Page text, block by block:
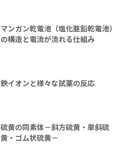
マンガン乾電池（塩化亜鉛乾電池）
の構造と電流が流れる仕組み
鉄イオンと様々な試薬の反応
硫黄の同素体－斜方硫黄・単斜硫
黄・ゴム状硫黄－